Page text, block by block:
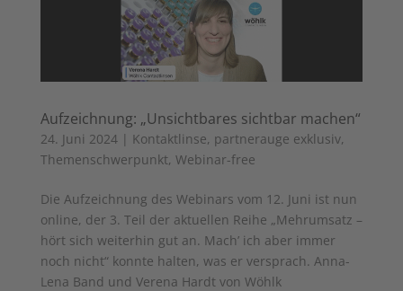
Aufzeichnung: „Unsichtbares sichtbar machen“
24. Juni 2024| Kontaktlinse, partnerauge exklusiv,
Themenschwerpunkt, Webinar-free
Die Aufzeichnung des Webinars vom 12. Juni ist nun
online, der 3. Teil der aktuellen Reihe „Mehrumsatz –
hört sich weiterhin gut an. Mach’ ich aber immer
noch nicht“ konnte halten, was er versprach. Anna-
Lena Band und Verena Hardt von Wöhlk